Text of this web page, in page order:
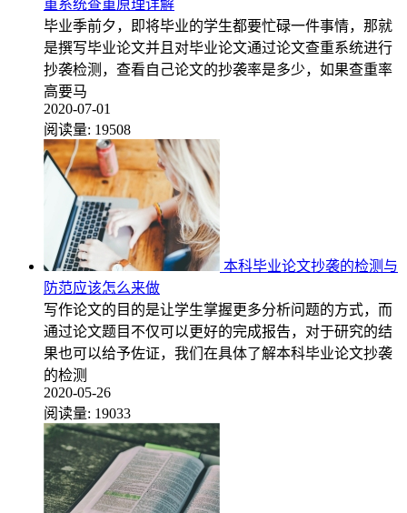
重系统查重原理详解
毕业季前夕，即将毕业的学生都要忙碌一件事情，那就
是撰写毕业论文并且对毕业论文通过论文查重系统进行
抄袭检测，查看自己论文的抄袭率是多少，如果查重率
高要马
2020-07-01
阅读量: 19508
本科毕业论文抄袭的检测与
防范应该怎么来做
写作论文的目的是让学生掌握更多分析问题的方式，而
通过论文题目不仅可以更好的完成报告，对于研究的结
果也可以给予佐证，我们在具体了解本科毕业论文抄袭
的检测
2020-05-26
阅读量: 19033